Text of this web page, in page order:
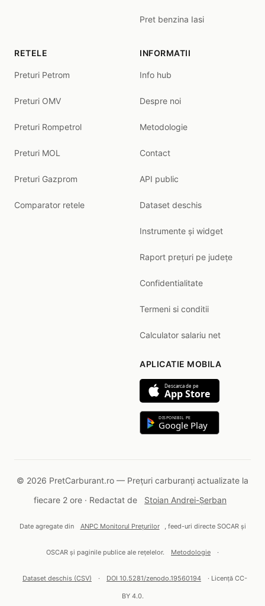
Pret benzina Iasi
RETELE
Preturi Petrom
Preturi OMV
Preturi Rompetrol
Preturi MOL
Preturi Gazprom
Comparator retele
INFORMATII
Info hub
Despre noi
Metodologie
Contact
API public
Dataset deschis
Instrumente și widget
Raport prețuri pe județe
Confidentialitate
Termeni si conditii
Calculator salariu net
APLICATIE MOBILA
Descarca de pe
App Store
DISPONIBIL PE
Google Play
© 2026 PretCarburant.ro — Prețuri carburanți actualizate la
fiecare 2 ore · Redactat de
Stoian Andrei-Șerban
Date agregate din ANPC Monitorul Prețurilor , feed-uri directe SOCAR și
OSCAR și paginile publice ale rețelelor. Metodologie ·
Dataset deschis (CSV) · DOI 10.5281/zenodo.19560194 · Licență CC-
BY 4.0.